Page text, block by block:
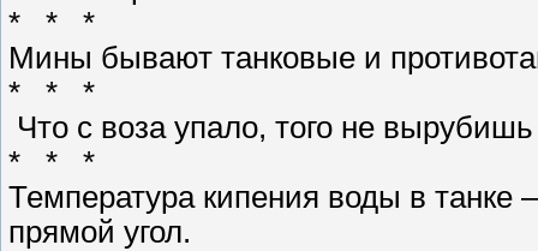
* * *
Мины бывают танковые и
* * *
Что с воза упало, того не
* * *
Температура кипения воды в танке
прямой угол.